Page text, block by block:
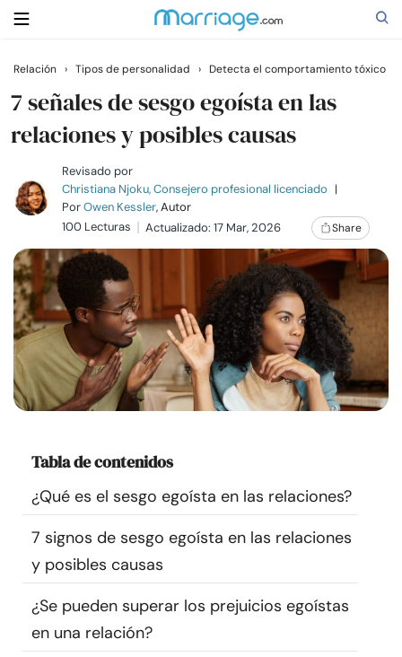
Buscar
Casarse
Relaciones
Familia
Ayuda
Cursos
Comunidad
Encuentra un terapeuta
Idioma
Sobre nosotros Contáctanos Escríbenos
Publicidad con
Relación › Tipos de personalidad › Detecta el comportamiento tóxico
7 señales de sesgo egoísta en las
relaciones y posibles causas
Revisado por
Christiana Njoku, Consejero profesional licenciado |
PorOwen Kessler, Autor
100 Lecturas
Actualizado: 17 Mar, 2026 Share
Tabla de contenidos
¿Qué es el sesgo egoísta en las relaciones?
7 signos de sesgo egoísta en las relaciones
y posibles causas
¿Se pueden superar los prejuicios egoístas
en una relación?